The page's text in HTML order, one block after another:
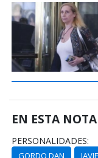
EN ESTA NOTA
PERSONALIDADES:
GORDO DAN